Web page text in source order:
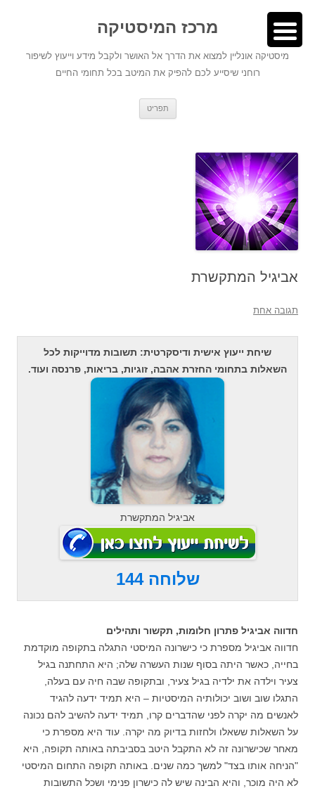
לתוכן
מרכז המיסטיקה
מיסטיקה אונליין למצוא את הדרך אל האושר ולקבל מידע וייעוץ לשיפור
רוחני שיסייע לכם להפיק את המיטב בכל תחומי החיים
תפריט
אביגיל המתקשרת
תגובה אחת
שיחת ייעוץ אישית ודיסקרטית: תשובות מדוייקות לכל
השאלות בתחומי החזרת אהבה, זוגיות, בריאות, פרנסה ועוד.
אביגיל המתקשרת
שלוחה 144
חדווה אביגיל פתרון חלומות, תקשור ותהילים
חדווה אביגיל מספרת כי כישרונה המיסטי התגלה בתקופה מוקדמת
בחייה, כאשר היתה בסוף שנות העשרה שלה; היא התחתנה בגיל
צעיר וילדה את ילדיה בגיל צעיר, ובתקופה שבה חיה עם בעלה,
התגלו שוב ושוב יכולותיה המיסטיות – היא תמיד ידעה להגיד
לאנשים מה יקרה לפני שהדברים קרו, תמיד ידעה להשיב להם נכונה
על השאלות ששאלו ולחזות בדיוק מה יקרה. עוד היא מספרת כי
מאחר שכישרונה זה לא התקבל היטב בסביבתה באותה תקופה, היא
"הניחה אותו בצד" למשך כמה שנים. באותה תקופה התחום המיסטי
לא היה מוכר, והיא הבינה שיש לה כישרון פנימי ושכל התשובות